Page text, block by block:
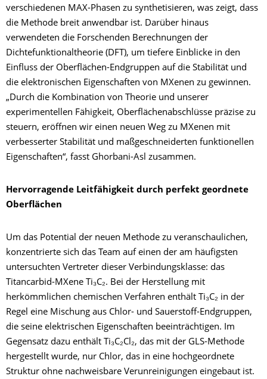
verschiedenen MAX-Phasen zu synthetisieren, was zeigt, dass
die Methode breit anwendbar ist. Darüber hinaus
verwendeten die Forschenden Berechnungen der
Dichtefunktionaltheorie (DFT), um tiefere Einblicke in den
Einfluss der Oberflächen-Endgruppen auf die Stabilität und
die elektronischen Eigenschaften von MXenen zu gewinnen.
„Durch die Kombination von Theorie und unserer
experimentellen Fähigkeit, Oberflächenabschlüsse präzise zu
steuern, eröffnen wir einen neuen Weg zu MXenen mit
verbesserter Stabilität und maßgeschneiderten funktionellen
Eigenschaften“, fasst Ghorbani-Asl zusammen.
Hervorragende Leitfähigkeit durch perfekt geordnete
Oberflächen
Um das Potential der neuen Methode zu veranschaulichen,
konzentrierte sich das Team auf einen der am häufigsten
untersuchten Vertreter dieser Verbindungsklasse: das
Titancarbid-MXene Ti₃C₂. Bei der Herstellung mit
herkömmlichen chemischen Verfahren enthält Ti₃C₂ in der
Regel eine Mischung aus Chlor- und Sauerstoff-Endgruppen,
die seine elektrischen Eigenschaften beeinträchtigen. Im
Gegensatz dazu enthält Ti₃C₂Cl₂, das mit der GLS-Methode
hergestellt wurde, nur Chlor, das in eine hochgeordnete
Struktur ohne nachweisbare Verunreinigungen eingebaut ist.